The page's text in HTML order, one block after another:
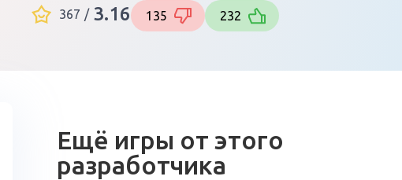
367 / 3.16 135 232
Ещё игры от этого
разработчика